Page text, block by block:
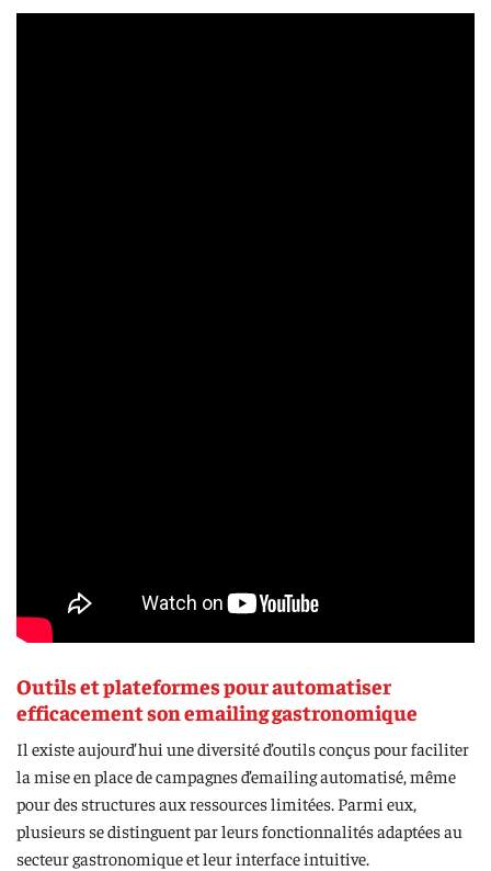
Outils et plateformes pour automatiser
efficacement son emailing gastronomique
Il existe aujourd’hui une diversité d’outils conçus pour faciliter
la mise en place de campagnes d’emailing automatisé, même
pour des structures aux ressources limitées. Parmi eux,
plusieurs se distinguent par leurs fonctionnalités adaptées au
secteur gastronomique et leur interface intuitive.